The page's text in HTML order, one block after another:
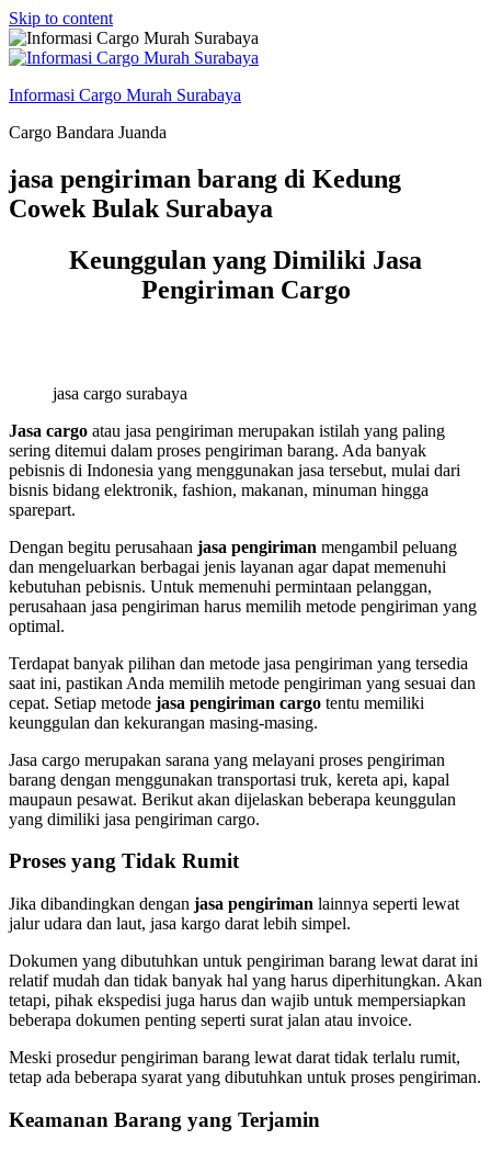
Skip to content
Informasi Cargo Murah Surabaya
Cargo Bandara Juanda
jasa pengiriman barang di Kedung
Cowek Bulak Surabaya
Keunggulan yang Dimiliki Jasa
Pengiriman Cargo
jasa cargo surabaya
Jasa cargo atau jasa pengiriman merupakan istilah yang paling
sering ditemui dalam proses pengiriman barang. Ada banyak
pebisnis di Indonesia yang menggunakan jasa tersebut, mulai dari
bisnis bidang elektronik, fashion, makanan, minuman hingga
sparepart.
Dengan begitu perusahaan jasa pengiriman mengambil peluang
dan mengeluarkan berbagai jenis layanan agar dapat memenuhi
kebutuhan pebisnis. Untuk memenuhi permintaan pelanggan,
perusahaan jasa pengiriman harus memilih metode pengiriman yang
optimal.
Terdapat banyak pilihan dan metode jasa pengiriman yang tersedia
saat ini, pastikan Anda memilih metode pengiriman yang sesuai dan
cepat. Setiap metode jasa pengiriman cargo tentu memiliki
keunggulan dan kekurangan masing-masing.
Jasa cargo merupakan sarana yang melayani proses pengiriman
barang dengan menggunakan transportasi truk, kereta api, kapal
maupaun pesawat. Berikut akan dijelaskan beberapa keunggulan
yang dimiliki jasa pengiriman cargo.
Proses yang Tidak Rumit
Jika dibandingkan dengan jasa pengiriman lainnya seperti lewat
jalur udara dan laut, jasa kargo darat lebih simpel.
Dokumen yang dibutuhkan untuk pengiriman barang lewat darat ini
relatif mudah dan tidak banyak hal yang harus diperhitungkan. Akan
tetapi, pihak ekspedisi juga harus dan wajib untuk mempersiapkan
beberapa dokumen penting seperti surat jalan atau invoice.
Meski prosedur pengiriman barang lewat darat tidak terlalu rumit,
tetap ada beberapa syarat yang dibutuhkan untuk proses pengiriman.
Keamanan Barang yang Terjamin